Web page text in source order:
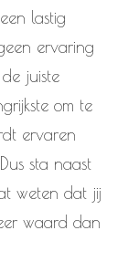
lastig
ervaring
juiste
om te
ervaren
sta naast
weten dat jij
waard dan